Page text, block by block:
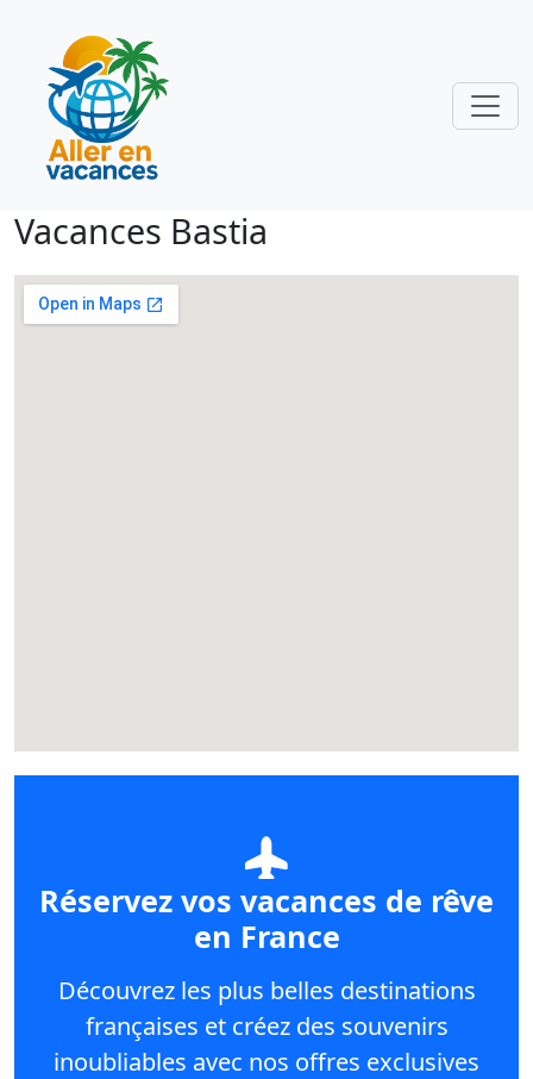
Vacances Bastia
Réservez vos vacances de rêve
en France
Découvrez les plus belles destinations
françaises et créez des souvenirs
inoubliables avec nos offres exclusives